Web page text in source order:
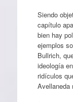
Siendo
capítulo
bien hay
ejemplos
Bullrich,
ideología
ridículos
Avellaneda